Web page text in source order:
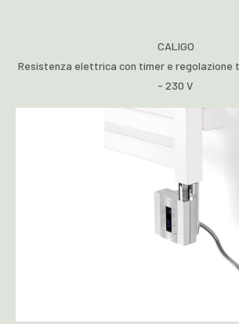
CALIGO
Resistenza elettrica con timer e regolazione
- 230 V